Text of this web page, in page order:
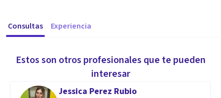
Consultas Experiencia
Estos son otros profesionales que te pueden
interesar
Jessica Perez Rubio